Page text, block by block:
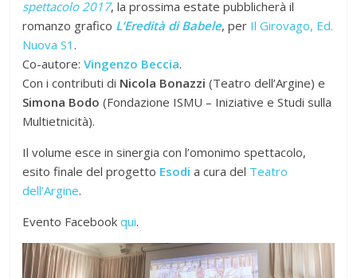
spettacolo 2017, la prossima estate pubblicherà il
romanzo grafico L’Eredità diBabele, per Il Girovago, Ed.
Nuova S1 .
Co-autore:Vingenzo Beccia.
Con i contributi di Nicola Bonazzi (Teatro dell’Argine) e
Simona Bodo (Fondazione ISMU – Iniziative e Studi sulla
Multietnicità).
Il volume esce in sinergia con l’omonimo spettacolo,
esito finale del progetto Esodi a cura del Teatro
dell’Argine.
Evento Facebookqui.